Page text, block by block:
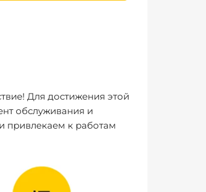
Для достижения этой
обслуживания и
привлекаем к работам